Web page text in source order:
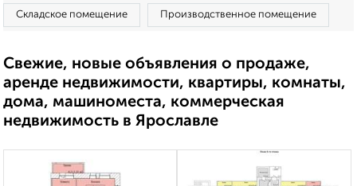
Складское помещение Производственное помещение
Свежие, новые объявления о продаже,
аренде недвижимости, квартиры, комнаты,
дома, машиноместа, коммерческая
недвижимость в Ярославле